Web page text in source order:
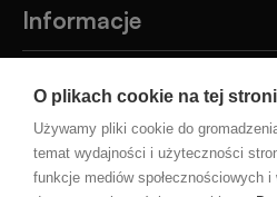
O plikach cookie na tej
Używamy pliki cookie do
temat wydajności i użyteczności
funkcje mediów społecznościowych
Informacje
Pomoc
Blog